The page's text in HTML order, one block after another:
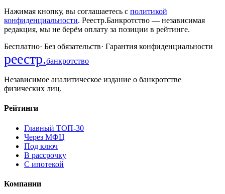
Нажимая кнопку, вы соглашаетесь с политикой
конфиденциальности. Реестр.Банкротство — независимая
редакция, мы не берём оплату за позиции в рейтинге.
Бесплатно· Без обязательств· Гарантия конфиденциальности
реестр.банкротство
Независимое аналитическое издание о банкротстве
физических лиц.
Рейтинги
Главный ТОП-30
Через МФЦ
Под ключ
В рассрочку
С ипотекой
Компании